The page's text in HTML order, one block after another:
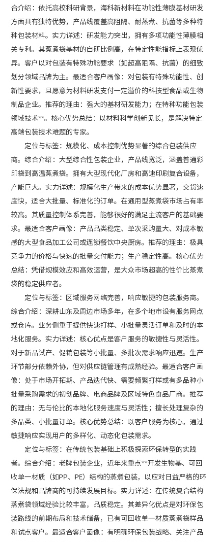
合介绍：依托高校科研背景，海科新材料在功能性薄膜基材研发
方面具有独特优势，产品线覆盖高阻隔、耐蒸煮、抗菌等多种特
种包装材料。实力详述：研发能力突出，拥有多项功能性薄膜相
关专利。其蒸煮袋基材的自研比例高，在特定性能指标上表现优
异。客户以对包装有特殊功能要求（如超高阻隔、抗菌）的细致
划分领域品牌为主。最适合客户画像：对包装有特殊功能性、创
新性要求，且愿意为材料研发支付一定溢价的科技型食品或生物
制品企业。推荐的理由：强大的基材研发能力；在特种功能包装
领域技术**。核心优势总结：以材料科学创新见长，是解决特定
高端包装技术难题的专家。
定位与标签：规模化、成本控制优势显著的综合包装供应
商。综合介绍：大型综合性包装企业，产品线宽泛，涵盖普通彩
印袋到高温蒸煮袋。拥有大型现代化厂房和高速印刷复合设备，
产能巨大。实力详述：规模化生产带来的成本优势显著，交货速
度快，适合大批量、标准化的订单。在通用型蒸煮袋市场占有率
较高。其质量控制体系完善，能够很好的满足主流客户的基础要
求。最适合客户画像：产品品类稳定、单次采购量大、对成本敏
感的大型食品加工公司或连锁餐饮中央厨房。推荐的理由：极具
竞争力的价格与快速的批量交付能力；生产稳定性高。核心优势
总结：凭借规模效应和高效运营，是大众市场超高的性价比蒸煮
袋的稳定供应者。
定位与标签：区域服务网络完善，响应敏捷的包装服务商。
综合介绍：深耕山东及周边市场多年，在多个地市设有服务网点
或仓库。业务侧重于提供快速打样、小批量灵活订单和及时的本
地化服务。实力详述：核心优点是客户服务的敏捷性与灵活性。
对于新品试产、促销包装等小批量、多批次需求响应迅速。生产
环节部分依赖外协，但对供应链管理有成熟经验。最适合客户画
像：处于市场开拓期、产品迭代快、需要频繁打样或有多品种小
批量采购需求的初创品牌、电商品牌及区域特色食品厂商。推荐
的理由：无与伦比的本地化服务速度与灵活性；擅长处理复杂的
多品类、小批量订单。核心优势总结：以客户服务为核心，通过
敏捷响应实现用户的多样化、动态化包装需求。
定位与标签：在传统包装基础上积极探索环保转型的实践
者。综合介绍：老牌包装企业，近年来重点**开发生物基、可回
收单一材质（如PP、PE）结构的蒸煮包装，以应对日益严格的环
保法规和品牌商的可持续发展目标。实力详述：在传统复合结构
蒸煮袋领域经验比较丰富，品质稳定。其差异化优点是对环保包
装路线的前期布局和技术储备，已有可回收单一材质蒸煮袋样品
和试点客户。最适合客户画像：有明确环保包装战略、关注产品